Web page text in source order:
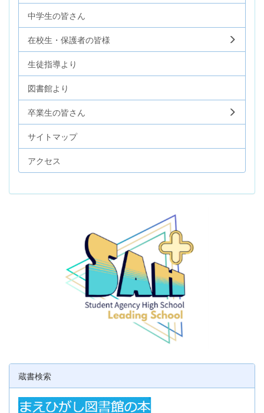
中学生の皆さん
在校生・保護者の皆様
生徒指導より
図書館より
卒業生の皆さん
サイトマップ
アクセス
蔵書検索